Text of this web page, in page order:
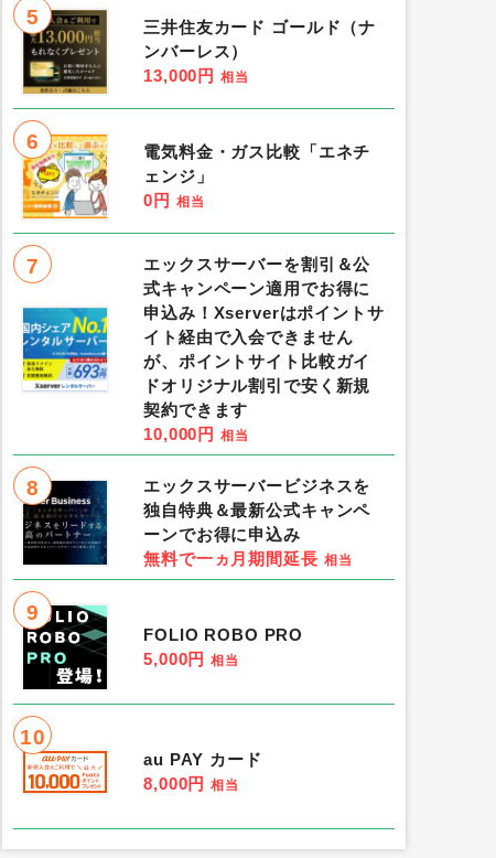
5
三井住友カード ゴールド（ナ
ンバーレス）
13,000円 相当
6
電気料金・ガス比較「エネチ
ェンジ」
0円 相当
7
エックスサーバーを割引＆公
式キャンペーン適用でお得に
申込み！Xserverはポイントサ
イト経由で入会できません
が、ポイントサイト比較ガイ
ドオリジナル割引で安く新規
契約できます
10,000円 相当
8
エックスサーバービジネスを
独自特典＆最新公式キャンペ
ーンでお得に申込み
無料で一ヵ月期間延長 相当
9
FOLIO ROBO PRO
5,000円 相当
10
au PAY カード
8,000円 相当